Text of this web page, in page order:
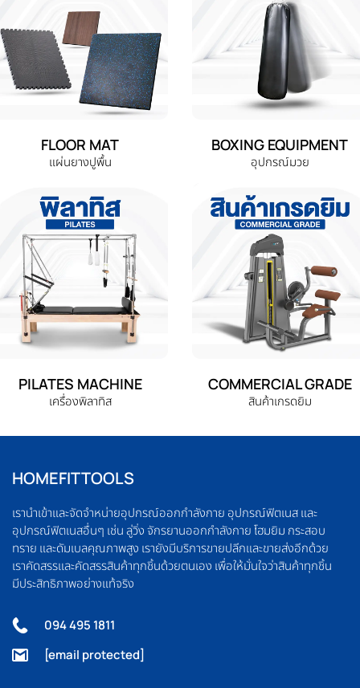
FLOOR MAT
แผ่นยางปูพื้น
BOXING EQUIPMENT
อุปกรณ์มวย
PILATES MACHINE
เครื่องพิลาทิส
COMMERCIAL GRADE
สินค้าเกรดยิม
HOMEFITTOOLS
เรานำเข้าและจัดจำหน่ายอุปกรณ์ออกกำลังกาย อุปกรณ์ฟิตเนส และ
อุปกรณ์ฟิตเนสอื่นๆ เช่น ลู่วิ่ง จักรยานออกกำลังกาย โฮมยิม กระสอบ
ทราย และดัมเบลคุณภาพสูง เรายังมีบริการขายปลีกและขายส่งอีกด้วย
เราคัดสรรและคัดสรรสินค้าทุกชิ้นด้วยตนเอง เพื่อให้มั่นใจว่าสินค้าทุกชิ้น
มีประสิทธิภาพอย่างแท้จริง
094 495 1811
[email protected]